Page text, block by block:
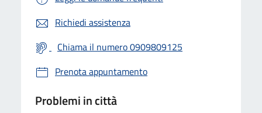
Richiedi assistenza
Chiama il numero 0909809125
Prenota appuntamento
Problemi in città